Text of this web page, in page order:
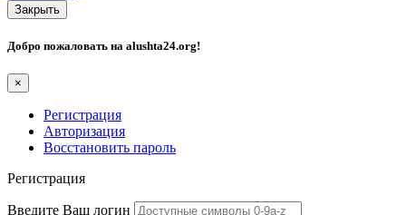
Закрыть
Добро пожаловать на alushta24.org!
×
Регистрация
Авторизация
Восстановить пароль
Регистрация
Введите Ваш логин